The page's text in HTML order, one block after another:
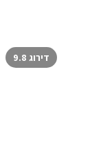
דירוג 9.8